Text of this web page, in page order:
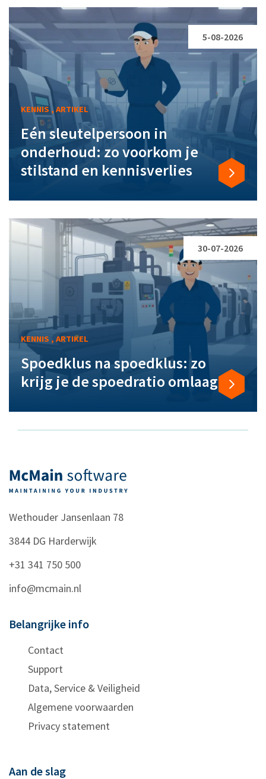
KENNIS , ARTIKEL
Eén sleutelpersoon in
onderhoud: zo voorkom je
stilstand en kennisverlies
5-08-2026
KENNIS , ARTIKEL
Spoedklus na spoedklus: zo
krijg je de spoedratio omlaag
30-07-2026
Wethouder Jansenlaan 78
3844 DG Harderwijk
+31 341 750 500
info@mcmain.nl
Belangrijke info
Contact
Support
Data, Service & Veiligheid
Algemene voorwaarden
Privacy statement
Aan de slag